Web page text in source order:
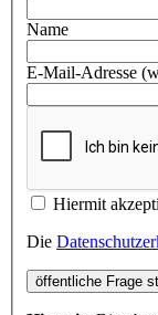
Name
E-Mail-Adresse
Hiermit
Die
öffentliche Frage